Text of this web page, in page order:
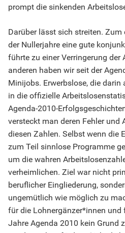
prompt die sinkenden
Darüber lässt sich streiten.
der Nullerjahre eine gute
führte zu einer Verringerung der
anderen haben wir seit der
Minijobs. Erwerbslose, die
in die offizielle
Agenda-2010-
versteckt man deren Fehler und
diesen Zahlen. Selbst wenn die
zum Teil sinnlose Programme
um die wahren
verheimlichen. Ziel war nicht
beruflicher Eingliederung,
ungemütlich wie möglich zu
für die Lohnergänzer*innen
Jahre Agenda 2010 kein Grund